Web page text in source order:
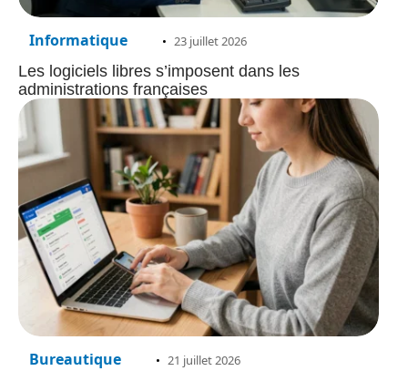
Informatique 23 juillet 2026
Les logiciels libres s’imposent dans les
administrations françaises
Bureautique 21 juillet 2026